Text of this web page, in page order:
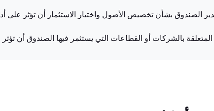
الصندوق بشأن تخصيص الأصول واختيار الاستثمار أن تؤثر على
المتعلقة بالشركات أو القطاعات التي يستثمر فيها الصندوق أن